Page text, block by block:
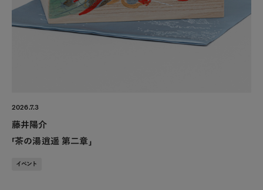
2026.7.3
藤井陽介
「茶の湯逍遥 第二章」
イベント